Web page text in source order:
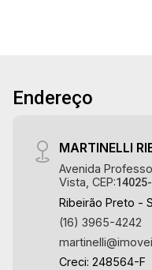
Endereço
MARTINELLI
Avenida
Vista, CEP:
Ribeirão Preto -
(16) 3965-4242
Creci: 248564-F